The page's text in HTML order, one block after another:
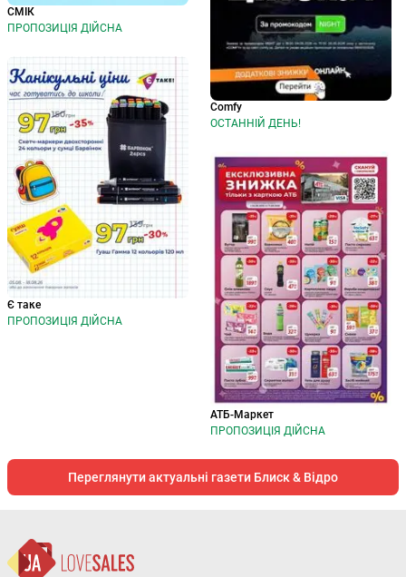
СМІК
ПРОПОЗИЦІЯ ДІЙСНА
Є таке
ПРОПОЗИЦІЯ ДІЙСНА
Comfy
ОСТАННІЙ ДЕНЬ!
АТБ-Маркет
ПРОПОЗИЦІЯ ДІЙСНА
Переглянути актуальні газети Блиск & Відро